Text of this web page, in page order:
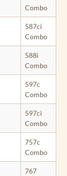
Combo
587ci
Combo
588i
Combo
597c
Combo
597ci
Combo
757c
Combo
767